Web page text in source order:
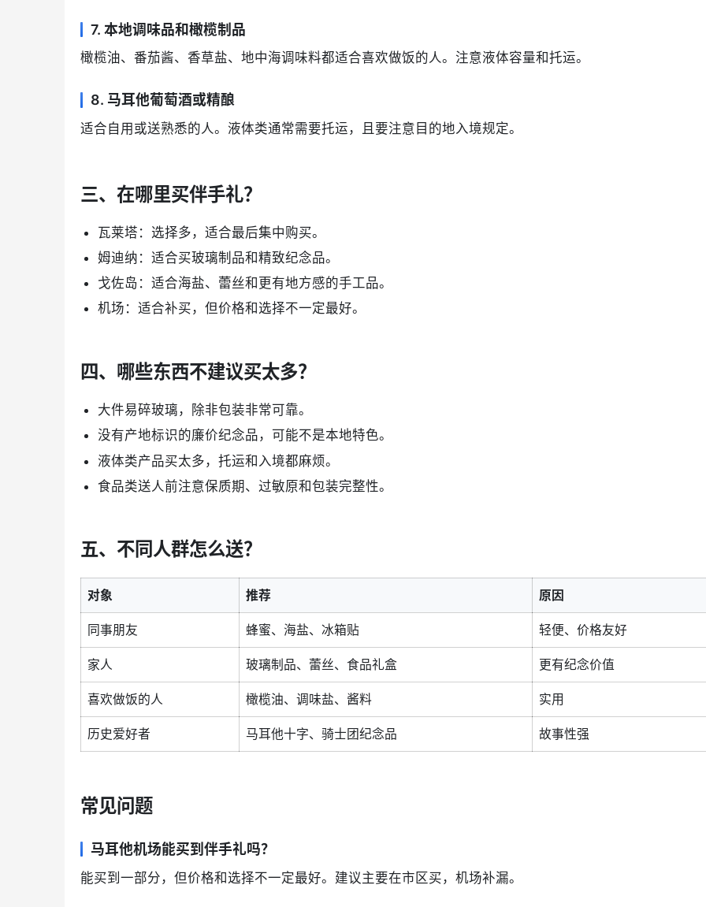
7. 本地调味品和橄榄制品
橄榄油、番茄酱、香草盐、地中海调味料都适合喜欢做饭的人。注意液体容量和托运。
8. 马耳他葡萄酒或精酿
适合自用或送熟悉的人。液体类通常需要托运，且要注意目的地入境规定。
三、在哪里买伴手礼？
瓦莱塔：选择多，适合最后集中购买。
姆迪纳：适合买玻璃制品和精致纪念品。
戈佐岛：适合海盐、蕾丝和更有地方感的手工品。
机场：适合补买，但价格和选择不一定最好。
四、哪些东西不建议买太多？
大件易碎玻璃，除非包装非常可靠。
没有产地标识的廉价纪念品，可能不是本地特色。
液体类产品买太多，托运和入境都麻烦。
食品类送人前注意保质期、过敏原和包装完整性。
五、不同人群怎么送？
对象 推荐 原因
同事朋友 蜂蜜、海盐、冰箱贴 轻便、价格友好
家人 玻璃制品、蕾丝、食品礼盒 更有纪念价值
喜欢做饭的人 橄榄油、调味盐、酱料 实用
历史爱好者 马耳他十字、骑士团纪念品 故事性强
常见问题
马耳他机场能买到伴手礼吗？
能买到一部分，但价格和选择不一定最好。建议主要在市区买，机场补漏。